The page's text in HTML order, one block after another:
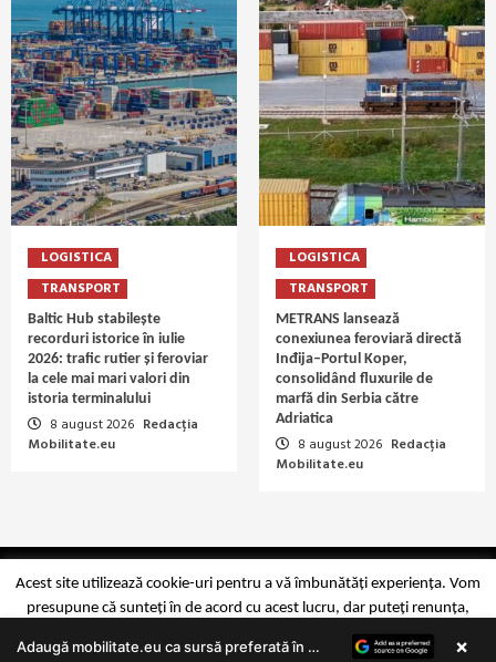
LOGISTICA
TRANSPORT
Baltic Hub stabilește
recorduri istorice în iulie
2026: trafic rutier și feroviar
la cele mai mari valori din
istoria terminalului
8 august 2026 Redacția
Mobilitate.eu
LOGISTICA
TRANSPORT
METRANS lansează
conexiunea feroviară directă
Inđija–Portul Koper,
consolidând fluxurile de
marfă din Serbia către
Adriatica
8 august 2026 Redacția
Mobilitate.eu
Copyright Mobilitate.eu © 2014-2026
Acest site utilizează cookie-uri pentru a vă îmbunătăți experiența. Vom
presupune că sunteți în de acord cu acest lucru, dar puteți renunța,
dacă doriți. Accept Reject Mai multe detalii
Adaugă mobilitate.eu ca sursă preferată în Google ×